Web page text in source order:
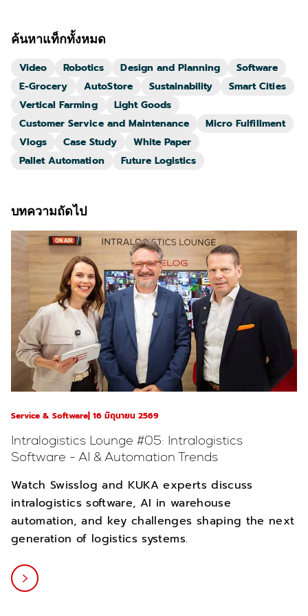
ค้นหาแท็กทั้งหมด
Video Robotics Design and Planning
Software
E-Grocery
AutoStore Sustainability
Smart Cities
Vertical Farming
Light Goods
Customer Service and Maintenance
Micro Fulfillment
Vlogs
Case Study
White Paper
Pallet Automation
Future Logistics
บทความถัดไป
Service & Software 16 มิถุนายน 2569
Intralogistics Lounge #05: Intralogistics
Software - AI & Automation Trends
Watch Swisslog and KUKA experts discuss
intralogistics software, AI in warehouse
automation, and key challenges shaping the next
generation of logistics systems.